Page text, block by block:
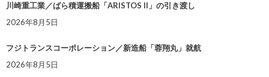
川崎重工業／ばら積運搬船「ARISTOS II」の引き渡し
2026年8月5日
フジトランスコーポレーション／新造船「蓉翔丸」就航
2026年8月5日